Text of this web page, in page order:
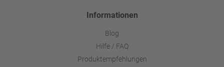
Informationen
Blog
Hilfe / FAQ
Produktempfehlungen